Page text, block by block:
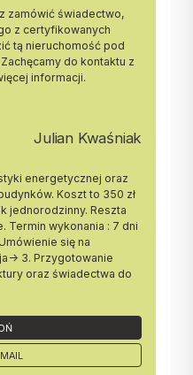
z użyciem wysokiej
i drewna.
klimatyzacja,
system rolet
boiska sportowe, strefa
osób ceniących luksus,
łatwy dostęp do miasta
i umów się na
zamówić świadectwo,
z certyfikowanych
tą nieruchomość pod
do kontaktu z
informacji.
Julian Kwaśniak
energetycznej oraz
Koszt to 350 zł
jednorodzinny. Reszta
Termin wykonania : 7 dni
się na
> 3. Przygotowanie
oraz świadectwa do